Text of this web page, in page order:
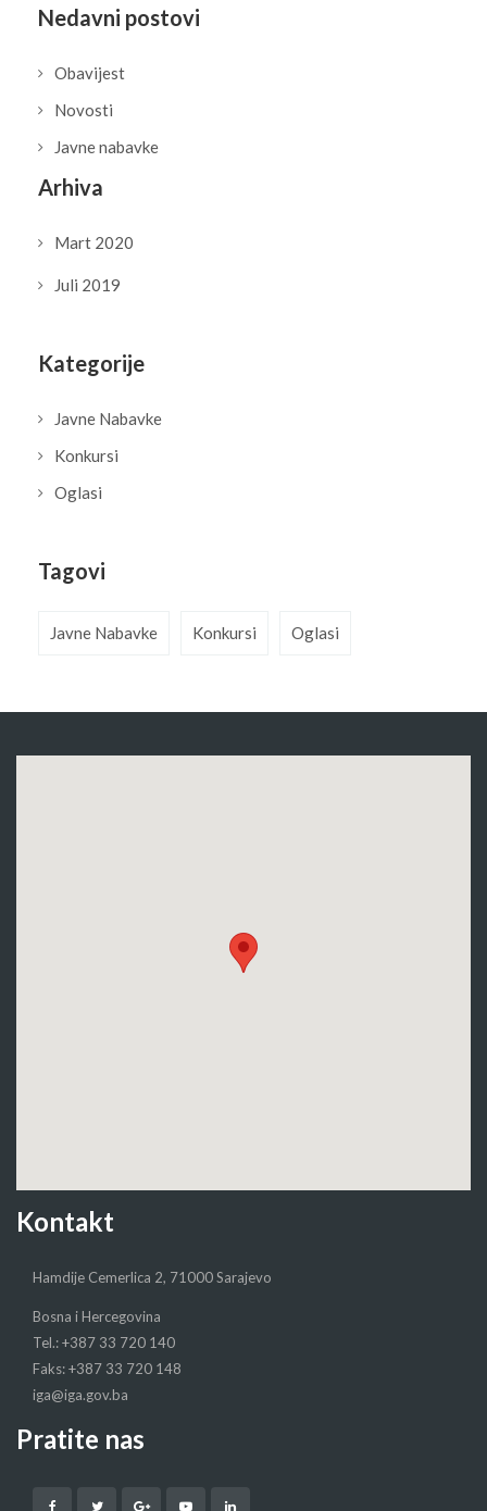
Nedavni postovi
Obavijest
Novosti
Javne nabavke
Arhiva
Mart 2020
Juli 2019
Kategorije
Javne Nabavke
Konkursi
Oglasi
Tagovi
Javne Nabavke Konkursi Oglasi
Kontakt
Hamdije Cemerlica 2, 71000 Sarajevo
Bosna i Hercegovina
Tel.: +387 33 720 140
Faks: +387 33 720 148
iga@iga.gov.ba
Pratite nas